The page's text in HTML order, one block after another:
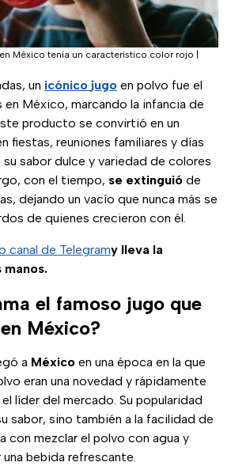
México tenía un característico color rojo
un icónico jugo en polvo fue el
México, marcando la infancia de
producto se convirtió en un
fiestas, reuniones familiares y días
sabor dulce y variedad de colores
con el tiempo, se extinguió de
dejando un vacío que nunca más se
de quienes crecieron con él.
canal de Telegramy lleva la
manos.
el famoso jugo que
México?
a México en una época en la que
eran una novedad y rápidamente
líder del mercado. Su popularidad
sabor, sino también a la facilidad de
con mezclar el polvo con agua y
bebida refrescante.